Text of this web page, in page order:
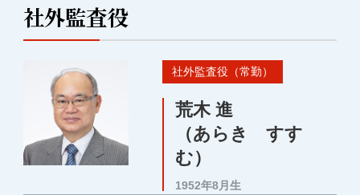
社外監査役
社外監査役（常勤）
荒木 進
（あらき すす
む）
1952年8月生